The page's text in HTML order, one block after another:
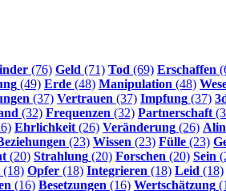
(76) Geld (71) Tod (69) Erschaffen
(49) Erde (48) Manipulation (48)
(37) Vertrauen (37) Impfung (37)
(32) Frequenzen (32) Partnerschaft
Ehrlichkeit(26) Veränderung (26)
(23) Wissen (23) Fülle (23)
(20) Strahlung (20) Forschen (20) Sein
(18) Opfer (18) Integrieren (18) Leid (18)
(16) Besetzungen (16) Wertschätzung